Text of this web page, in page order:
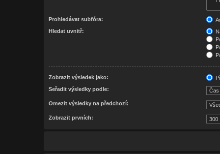
Prohledávat subfóra:
Hledat uvnitř:
Zobrazit výsledek jako:
Seřadit výsledky podle:
Omezit výsledky na předchozí:
Zobrazit prvních: